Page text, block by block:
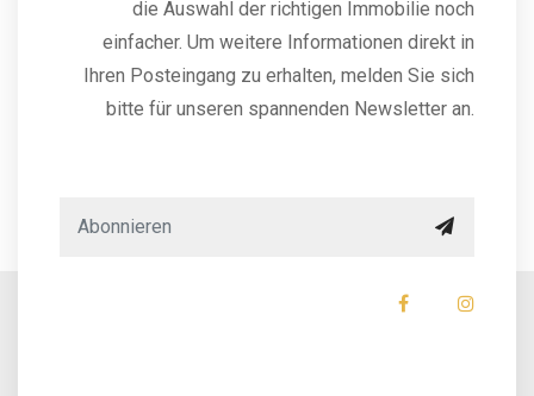
die Auswahl der richtigen Immobilie noch
einfacher. Um weitere Informationen direkt in
Ihren Posteingang zu erhalten, melden Sie sich
bitte für unseren spannenden Newsletter an.